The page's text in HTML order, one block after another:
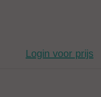
Login voor prijs